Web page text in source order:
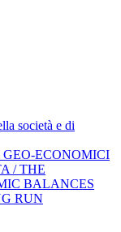
società e di
ECONOMICI
/ THE
BALANCES
RUN